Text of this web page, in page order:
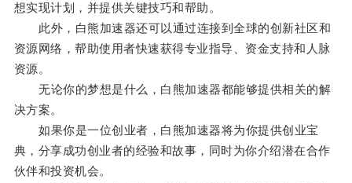
想实现计划，并提供关键技巧和帮助。
此外，白熊加速器还可以通过连接到全球的创新社区和
资源网络，帮助使用者快速获得专业指导、资金支持和人脉
资源。
无论你的梦想是什么，白熊加速器都能够提供相关的解
决方案。
如果你是一位创业者，白熊加速器将为你提供创业宝
典，分享成功创业者的经验和故事，同时为你介绍潜在合作
伙伴和投资机会。